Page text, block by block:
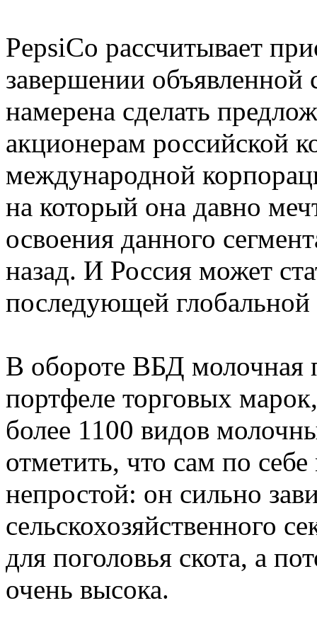
PepsiCo рассчитывает
завершении объявленной
намерена сделать
акционерам российской
международной
на который она давно
освоения данного
назад. И Россия может
последующей глобальной
В обороте ВБД молочная
портфеле торговых
более 1100 видов
отметить, что сам по
непростой: он сильно
сельскохозяйственного
для поголовья скота, а
очень высока.